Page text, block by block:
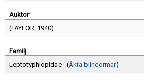
Auktor
(TAYLOR, 1940)
Familj
Leptotyphlopidae - (Äkta blindormar)
Terms of Service
Skapa konto